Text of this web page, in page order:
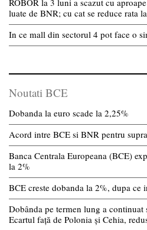
ROBOR la 3 luni a scazut cu
luate de BNR; cu cat se reduce rata
In ce mall din sectorul 4 pot face o
Noutati BCE
Dobanda la euro scade la 2,25%
Acord intre BCE si BNR pentru
Banca Centrala Europeana (BCE)
la 2%
BCE creste dobanda la 2%, dupa ce
Dobânda pe termen lung a continuat
Ecartul față de Polonia și Cehia,